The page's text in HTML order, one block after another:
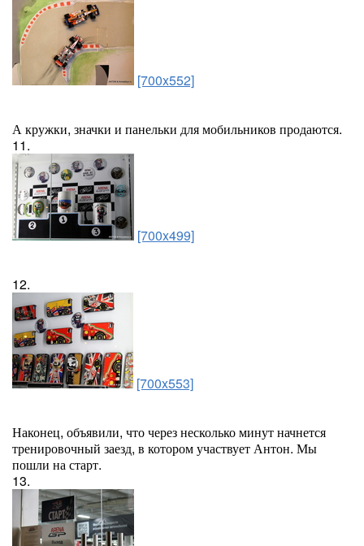
[700x552]
А кружки, значки и панельки для мобильников продаются.
11.
[700x499]
12.
[700x553]
Наконец, объявили, что через несколько минут начнется
тренировочный заезд, в котором участвует Антон. Мы
пошли на старт.
13.